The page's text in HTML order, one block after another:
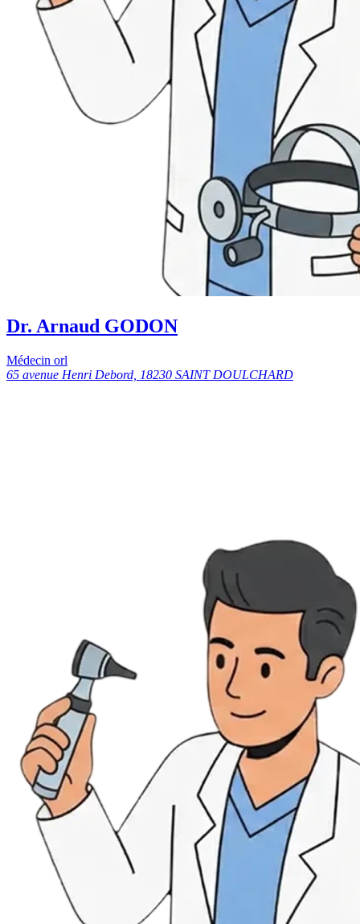
Dr. Arnaud GODON
Médecin orl
65 avenue Henri Debord, 18230 SAINT DOULCHARD